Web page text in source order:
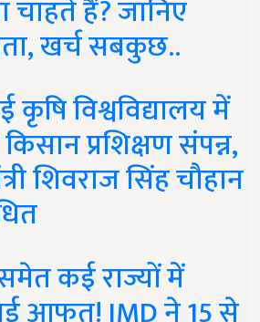
हैं? जानिए
खर्च सबकुछ..
कृषि विश्वविद्यालय में
प्रशिक्षण संपन्न,
शिवराज सिंह चौहान
कई राज्यों में